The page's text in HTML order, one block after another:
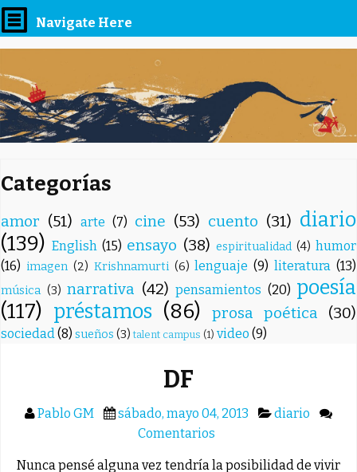
Navigate Here
Categorías
amor (51) arte (7) cine (53) cuento (31) diario
(139) English (15) ensayo (38) espiritualidad (4) humor
(16) imagen (2) Krishnamurti (6) lenguaje (9) literatura (13)
música (3) narrativa (42) pensamientos (20) poesía
(117) préstamos (86) prosa poética (30)
sociedad(8) sueños (3) talent campus (1) video (9)
DF
Pablo GM sábado, mayo 04, 2013
diario
Comentarios
Nunca pensé alguna vez tendría la posibilidad de vivir